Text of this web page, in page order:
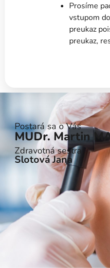
Prosíme
vstupom
preukaz
preukaz,
Postará sa o Vás
MUDr. Martin
Zdravotná sestra:
Slotová Jana